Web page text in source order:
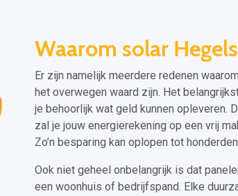
Waarom solar
Er zijn namelijk meerdere redenen
het overwegen waard zijn. Het
je behoorlijk wat geld kunnen opleveren.
zal je jouw energierekening op een vrij
Zo’n besparing kan oplopen tot honderden
Ook niet geheel onbelangrijk is dat
een woonhuis of bedrijfspand. Elke